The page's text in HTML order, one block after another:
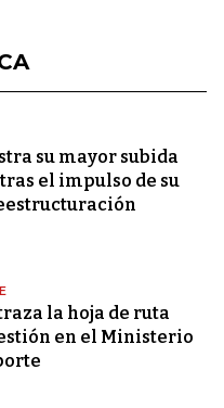
su mayor subida
el impulso de su
la hoja de ruta
en el Ministerio